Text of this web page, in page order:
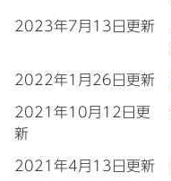
2023年7月13日更新
2022年1月26日更新
2021年10月12日更
新
2021年4月13日更新